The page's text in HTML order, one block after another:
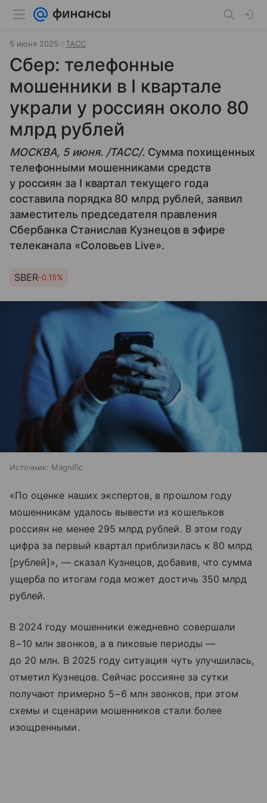
5 июня 2025 ТАСС
Сбер: телефонные
мошенники в I квартале
украли у россиян около 80
млрд рублей
МОСКВА, 5 июня. /ТАСС/. Сумма похищенных
телефонными мошенниками средств
у россиян за I квартал текущего года
составила порядка 80 млрд рублей, заявил
заместитель председателя правления
Сбербанка Станислав Кузнецов в эфире
телеканала «Соловьев Live».
SBER-0.15%
Источник: Magnific
«По оценке наших экспертов, в прошлом году
мошенникам удалось вывести из кошельков
россиян не менее 295 млрд рублей. В этом году
цифра за первый квартал приблизилась к 80 млрд
[рублей]», — сказал Кузнецов, добавив, что сумма
ущерба по итогам года может достичь 350 млрд
рублей.
В 2024 году мошенники ежедневно совершали
8−10 млн звонков, а в пиковые периоды —
до 20 млн. В 2025 году ситуация чуть улучшилась,
отметил Кузнецов. Сейчас россияне за сутки
получают примерно 5−6 млн звонков, при этом
схемы и сценарии мошенников стали более
изощренными.